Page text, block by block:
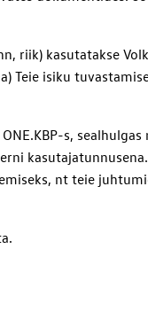
riik) kasutatakse
Teie isiku
s, sealhulgas
nt teie